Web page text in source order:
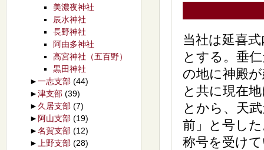
当社は延喜
とする。垂
の地に神殿
と共に現在
とから、天
前」と号し
称号を受け
美濃夜神社
辰水神社
長野神社
阿由多神社
高宮神社（五百野）
黒田神社
►一志支部 (44)
►津支部 (39)
► 久居支部 (7)
► 阿山支部 (19)
►名賀支部 (12)
►
上野支部 (28)